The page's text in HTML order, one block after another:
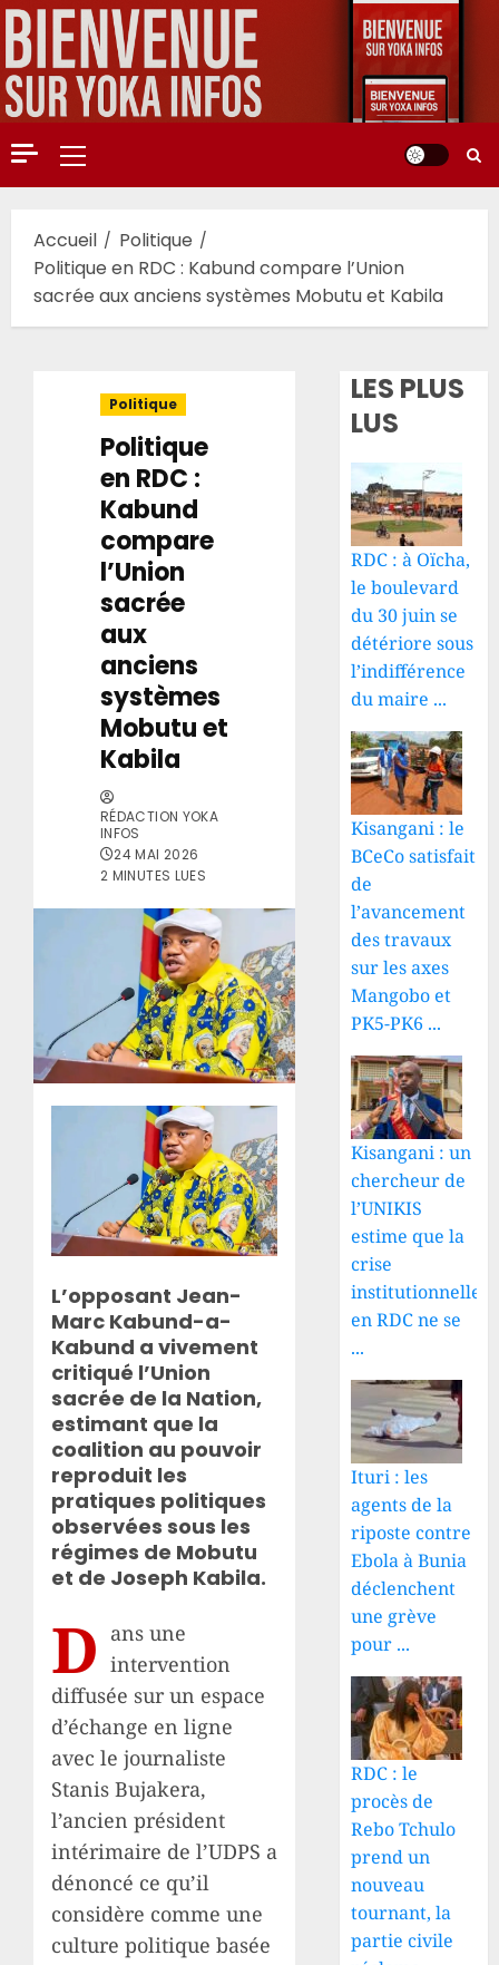
Aller
au
contenu
Menu
principal
Accueil
Politique
Politique en RDC : Kabund compare l’Union
sacrée aux anciens systèmes Mobutu et Kabila
Politique
Politique
en RDC :
Kabund
compare
l’Union
sacrée
aux
anciens
systèmes
Mobutu et
Kabila
RÉDACTION YOKA
INFOS
24 MAI 2026
2 MINUTES LUES
L’opposant Jean-
Marc Kabund-a-
Kabund a vivement
critiqué l’Union
sacrée de la Nation,
estimant que la
coalition au pouvoir
reproduit les
pratiques politiques
observées sous les
régimes de Mobutu
et de Joseph Kabila.
D ans une
intervention
diffusée sur un espace
d’échange en ligne
avec le journaliste
Stanis Bujakera,
l’ancien président
intérimaire de l’UDPS a
dénoncé ce qu’il
considère comme une
culture politique basée
LES PLUS
LUS
RDC : à Oïcha,
le boulevard
du 30 juin se
détériore sous
l’indifférence
du maire ...
Kisangani : le
BCeCo satisfait
de
l’avancement
des travaux
sur les axes
Mangobo et
PK5-PK6 ...
Kisangani : un
chercheur de
l’UNIKIS
estime que la
crise
institutionnelle
en RDC ne se
...
Ituri : les
agents de la
riposte contre
Ebola à Bunia
déclenchent
une grève
pour ...
RDC : le
procès de
Rebo Tchulo
prend un
nouveau
tournant, la
partie civile